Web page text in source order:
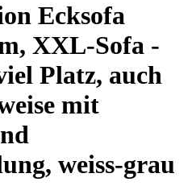
Ecksofa
XXL-Sofa -
Platz, auch
mit
weiss-grau